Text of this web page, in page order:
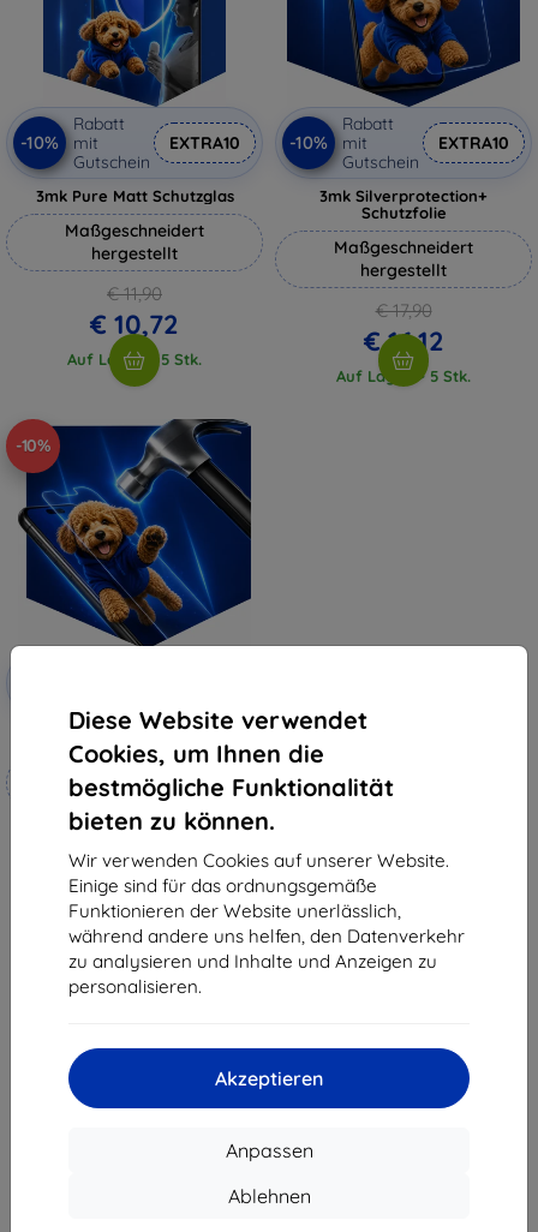
Diese Website verwendet
Cookies, um Ihnen die
bestmögliche Funktionalität
bieten zu können.
Wir verwenden Cookies auf unserer Website.
Einige sind für das ordnungsgemäße
Funktionieren der Website unerlässlich,
während andere uns helfen, den Datenverkehr
zu analysieren und Inhalte und Anzeigen zu
personalisieren.
Akzeptieren
Anpassen
Ablehnen
-10%
Rabatt
mit
Gutschein
EXTRA10
3mk Pure Matt Schutzglas
Maßgeschneidert
hergestellt
€ 11,90
€ 10,72
Auf Lager > 5 Stk.
-10%
Rabatt
mit
Gutschein
EXTRA10
3mk Silverprotection+
Schutzfolie
Maßgeschneidert
hergestellt
€ 17,90
€ 16,12
Auf Lager > 5 Stk.
-10%
3mk Hammer Schutzfolie
Maßgeschneidert
hergestellt
€ 18,90
€ 17,02
Auf Lager 4 Stk.
1